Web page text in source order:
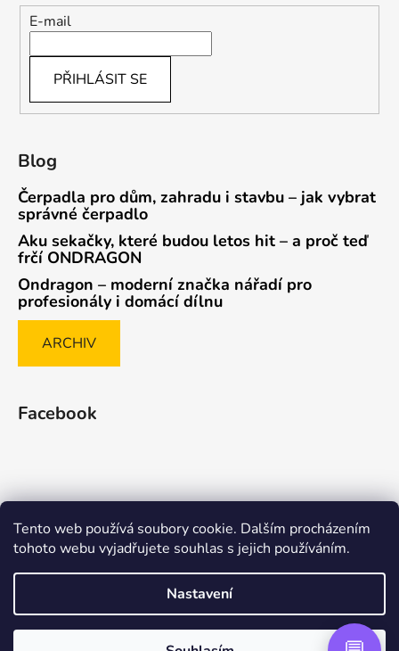
Tento web používá soubory cookie. Dalším procházením
tohoto webu vyjadřujete souhlas s jejich používáním.
Nastavení
E-mail
PŘIHLÁSIT SE
Blog
Čerpadla pro dům, zahradu i stavbu – jak vybrat
správné čerpadlo
Aku sekačky, které budou letos hit – a proč teď
frčí ONDRAGON
Ondragon – moderní značka nářadí pro
profesionály i domácí dílnu
ARCHIV
Facebook
Způsob ověřování recenzí
Vytvořil Shoptet Premium